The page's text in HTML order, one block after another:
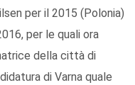
per il 2015 (Polonia)
per le quali ora
della città di
di Varna quale